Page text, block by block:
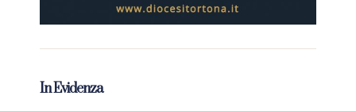
In Evidenza